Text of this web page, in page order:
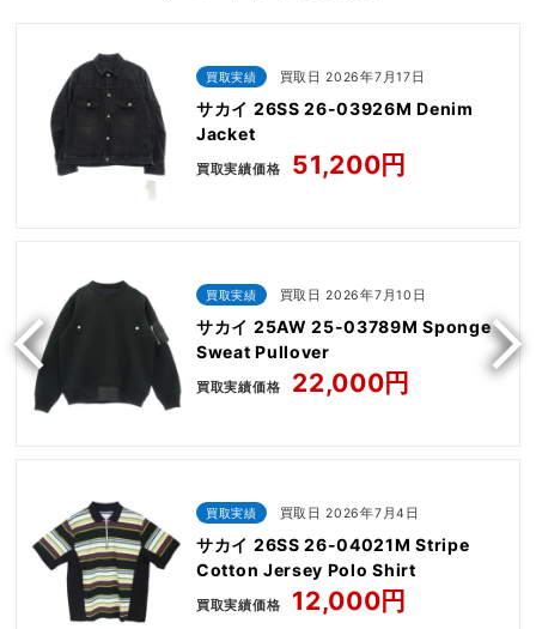
買取実績 買取日 2026年7月17日
サカイ 26SS 26-03926M Denim
Jacket
買取実績価格 51,200円
買取実績 買取日 2026年7月10日
サカイ 25AW 25-03789M Sponge
Sweat Pullover
買取実績価格 22,000円
買取実績 買取日 2026年7月4日
サカイ 26SS 26-04021M Stripe
Cotton Jersey Polo Shirt
買取実績価格 12,000円